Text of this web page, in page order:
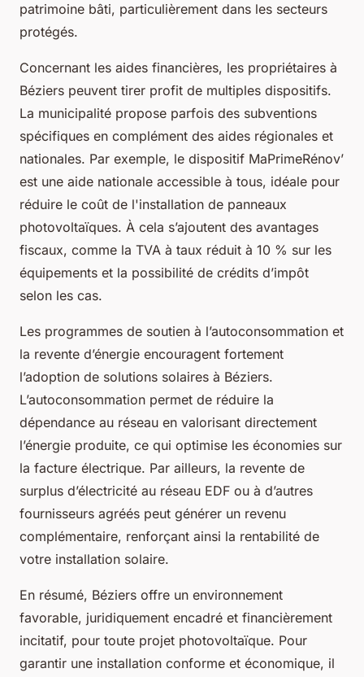
patrimoine bâti, particulièrement dans les secteurs
protégés.
Concernant les aides financières, les propriétaires à
Béziers peuvent tirer profit de multiples dispositifs.
La municipalité propose parfois des subventions
spécifiques en complément des aides régionales et
nationales. Par exemple, le dispositif MaPrimeRénov’
est une aide nationale accessible à tous, idéale pour
réduire le coût de l'installation de panneaux
photovoltaïques. À cela s’ajoutent des avantages
fiscaux, comme la TVA à taux réduit à 10 % sur les
équipements et la possibilité de crédits d’impôt
selon les cas.
Les programmes de soutien à l’autoconsommation et
la revente d’énergie encouragent fortement
l’adoption de solutions solaires à Béziers.
L’autoconsommation permet de réduire la
dépendance au réseau en valorisant directement
l’énergie produite, ce qui optimise les économies sur
la facture électrique. Par ailleurs, la revente de
surplus d’électricité au réseau EDF ou à d’autres
fournisseurs agréés peut générer un revenu
complémentaire, renforçant ainsi la rentabilité de
votre installation solaire.
En résumé, Béziers offre un environnement
favorable, juridiquement encadré et financièrement
incitatif, pour toute projet photovoltaïque. Pour
garantir une installation conforme et économique, il